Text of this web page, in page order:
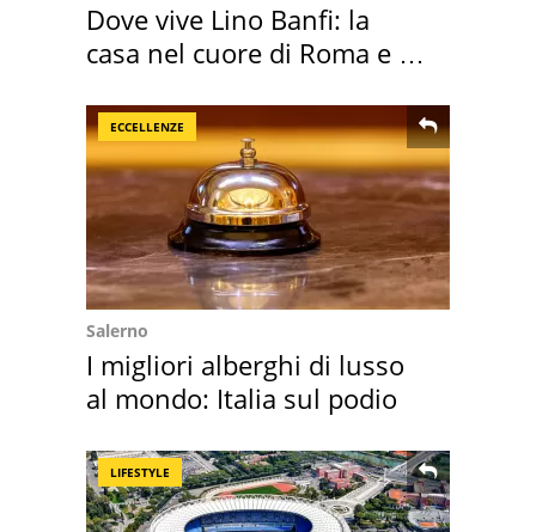
Dove vive Lino Banfi: la
casa nel cuore di Roma e i
ECCELLENZE
Salerno
I migliori alberghi di lusso
al mondo: Italia sul podio
LIFESTYLE